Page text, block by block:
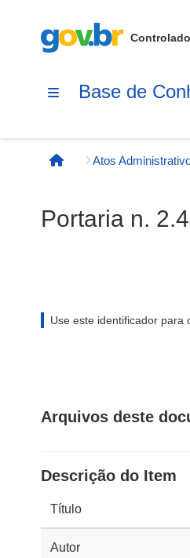
Base de
Página inicial
Atos
Portaria n.
Use este identificador para
Arquivos deste
Descrição do Item
Título
Autor